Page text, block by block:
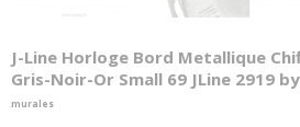
J-Line Horloge Bord Metallique
Gris-Noir-Or Small 69 JLine 2919
murales